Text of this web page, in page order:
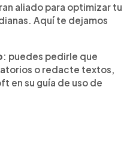
aliado para optimizar tu
Aquí te dejamos
: puedes pedirle que
o redacte textos,
en su guía de uso de